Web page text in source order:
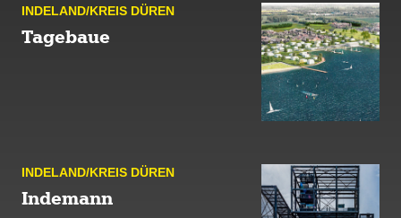
INDE­LAND/KREIS DÜREN
Tagebaue
INDE­LAND/KREIS DÜREN
Indemann